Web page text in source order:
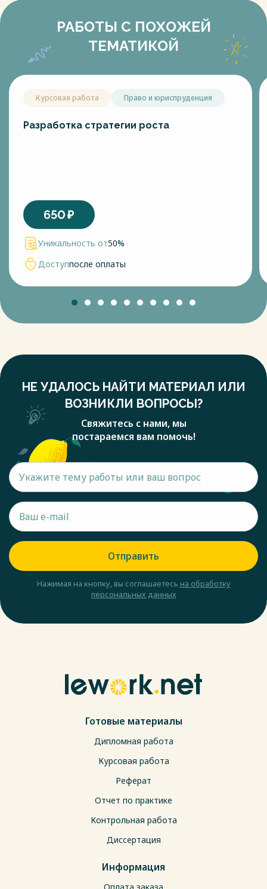
РАБОТЫ С ПОХОЖЕЙ
ТЕМАТИКОЙ
Курсовая работа Право и юриспруденция
Разработка стратегии роста
650₽
Уникальность от50%
Доступпосле оплаты
НЕ УДАЛОСЬ НАЙТИ МАТЕРИАЛ ИЛИ
ВОЗНИКЛИ ВОПРОСЫ?
Свяжитесь с нами, мы
постараемся вам помочь!
Отправить
Нажимая на кнопку, вы соглашаетесь на обработку
персональных данных
Готовые материалы
Дипломная работа
Курсовая работа
Реферат
Отчет по практике
Контрольная работа
Диссертация
Информация